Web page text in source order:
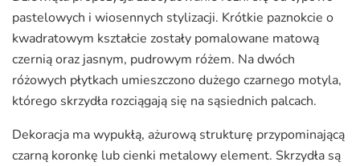
pastelowych i wiosennych stylizacji. Krótkie paznokcie o
kwadratowym kształcie zostały pomalowane matową
czernią oraz jasnym, pudrowym różem. Na dwóch
różowych płytkach umieszczono dużego czarnego motyla,
którego skrzydła rozciągają się na sąsiednich palcach.
Dekoracja ma wypukłą, ażurową strukturę przypominającą
czarną koronkę lub cienki metalowy element. Skrzydła są